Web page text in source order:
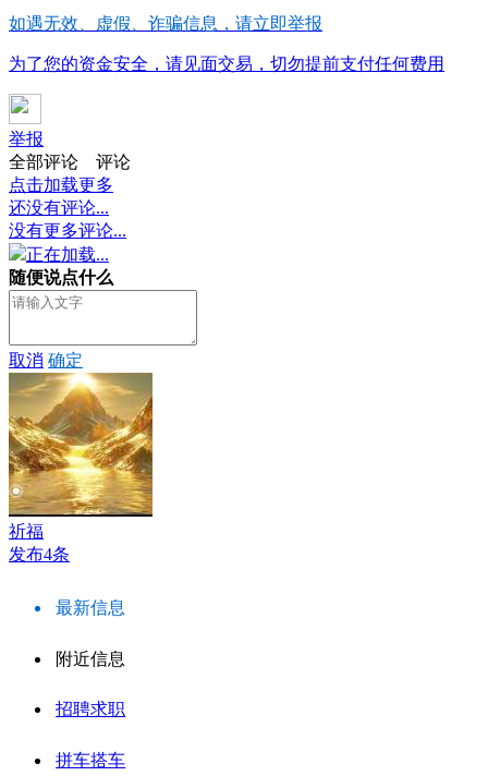
如遇无效、虚假、诈骗信息，请立即举报
为了您的资金安全，请见面交易，切勿提前支付任何费用
举报
全部评论
评论
点击加载更多
还没有评论...
没有更多评论...
正在加载...
随便说点什么
取消 确定
祈福
发布4条
最新信息
附近信息
招聘求职
拼车搭车